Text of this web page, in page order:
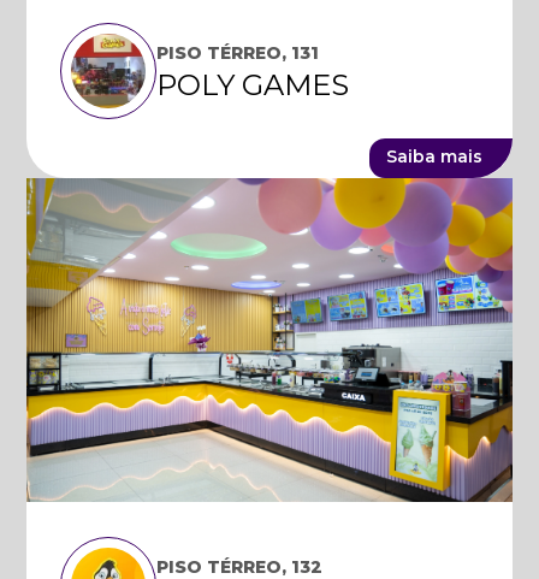
PISO TÉRREO, 131
POLY GAMES
Saiba mais
PISO TÉRREO, 132